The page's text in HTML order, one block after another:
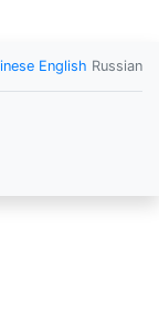
English Russian